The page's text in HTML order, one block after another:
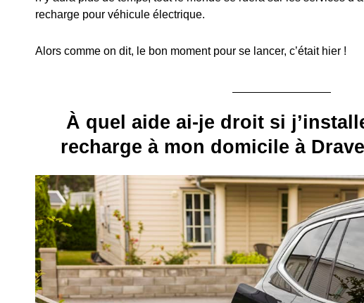
recharge pour véhicule électrique.
Alors comme on dit, le bon moment pour se lancer, c’était hier !
À quel aide ai-je droit si
recharge à mon domicile à